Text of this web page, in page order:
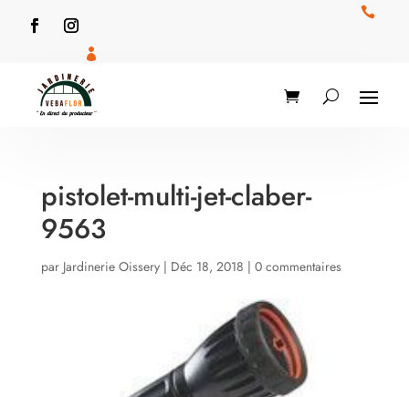


pistolet-multi-jet-claber-
9563
par Jardinerie Oissery| Déc 18, 2018 | 0 commentaires